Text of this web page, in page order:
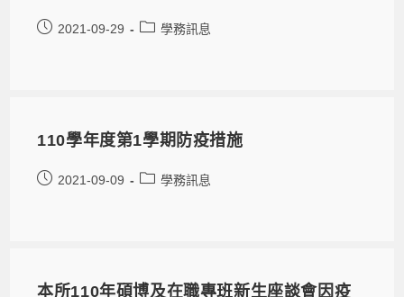
2021-09-29 學務訊息
110學年度第1學期防疫措施
2021-09-09 學務訊息
本所110年碩博及在職專班新生座談會因疫